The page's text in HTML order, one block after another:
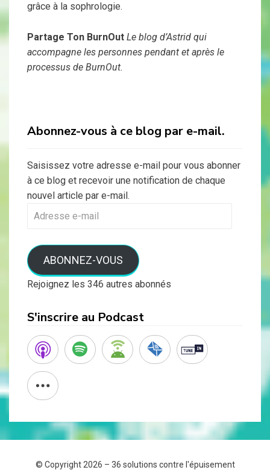
grâce à la sophrologie.
Partage Ton BurnOut Le blog d’Astrid qui
accompagne les personnes pendant et après le
processus de BurnOut.
Abonnez-vous à ce blog par e-mail.
Saisissez votre adresse e-mail pour vous abonner
à ce blog et recevoir une notification de chaque
nouvel article par e-mail.
Adresse
ABONNEZ-VOUS
Rejoignez les 346 autres abonnés
S'inscrire au Podcast
© Copyright 2026 – 36 solutions contre l'épuisement